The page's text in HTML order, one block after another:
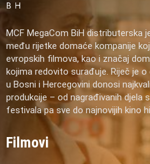
MCF MegaCom BiH distributerska
među rijetke domaće kompanije
evropskih filmova, kao i značaj
kojima redovito surađuje. Riječ je
u Bosni i Hercegovini donosi
produkcije – od nagrađivanih djela
festivala pa sve do najnovijih kino
Filmovi